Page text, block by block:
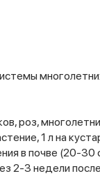
роз,
1 л на
в почве (20-30
3 недели